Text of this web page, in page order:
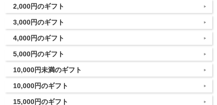
2,000円のギフト
3,000円のギフト
4,000円のギフト
5,000円のギフト
10,000円未満のギフト
10,000円のギフト
15,000円のギフト